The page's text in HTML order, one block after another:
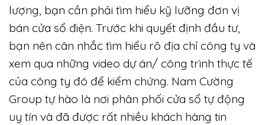
lượng, bạn cần phải tìm hiểu kỹ lưỡng đơn vị
bán cửa sổ điện. Trước khi quyết định đầu tư,
bạn nên cân nhắc tìm hiểu rõ địa chỉ công ty và
xem qua những video dự án/ công trình thực tế
của công ty đó để kiểm chứng. Nam Cường
Group tự hào là nơi phân phối cửa sổ tự động
uy tín và đã được rất nhiều khách hàng tin